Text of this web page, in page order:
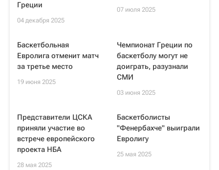
Греции
04 декабря 2025
07 июля 2025
Баскетбольная
Евролига отменит матч
за третье место
19 июня 2025
Чемпионат Греции по
баскетболу могут не
доиграть, разузнали
СМИ
03 июня 2025
Представители ЦСКА
приняли участие во
встрече европейского
проекта НБА
28 мая 2025
Баскетболисты
"Фенербахче" выиграли
Евролигу
25 мая 2025